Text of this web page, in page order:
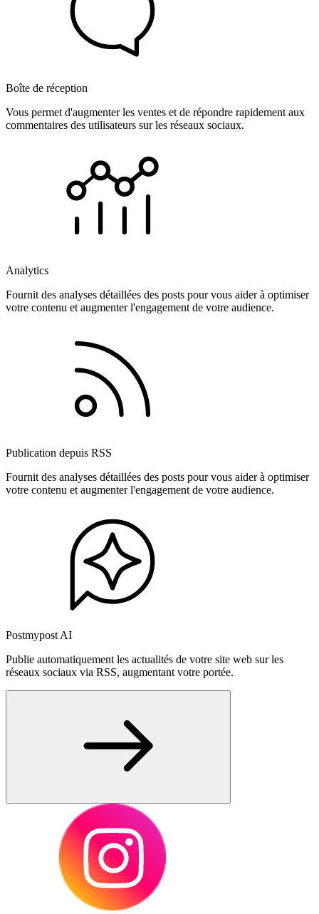
Boîte de réception
Vous permet d'augmenter les ventes et de répondre rapidement aux
commentaires des utilisateurs sur les réseaux sociaux.
Analytics
Fournit des analyses détaillées des posts pour vous aider à optimiser
votre contenu et augmenter l'engagement de votre audience.
Publication depuis RSS
Fournit des analyses détaillées des posts pour vous aider à optimiser
votre contenu et augmenter l'engagement de votre audience.
Postmypost AI
Publie automatiquement les actualités de votre site web sur les
réseaux sociaux via RSS, augmentant votre portée.